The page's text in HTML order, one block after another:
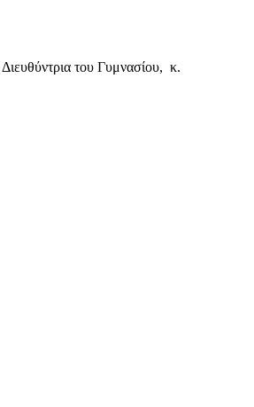
του Γυμνασίου, κ.